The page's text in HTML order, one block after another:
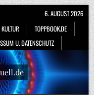
KULTUR
TOPPBOOK.DE
U. DATENSCHUTZ
6. AUGUST 2026